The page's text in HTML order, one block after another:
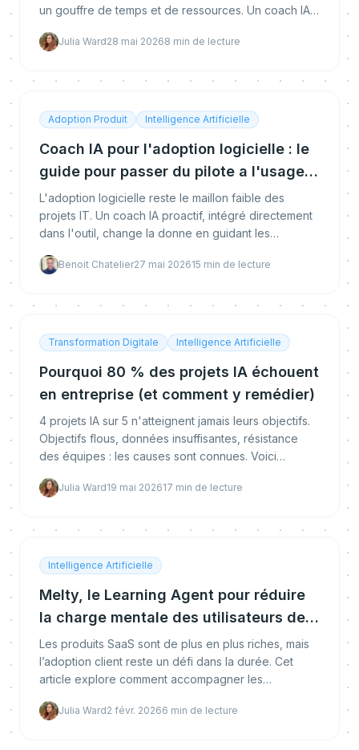
un gouffre de temps et de ressources. Un coach IA
équation.
Julia Ward28 mai 20268 min de lecture
Adoption Produit Intelligence Artificielle
Coach IA pour l'adoption logicielle : le
guide pour passer du pilote a l'usage
reel
L'adoption logicielle reste le maillon faible des
projets IT. Un coach IA proactif, intégré directement
dans l'outil, change la donne en guidant les
Benoit Chatelier27 mai 202615 min de lecture
Transformation Digitale Intelligence Artificielle
Pourquoi 80 % des projets IA échouent
en entreprise (et comment y remédier)
4 projets IA sur 5 n'atteignent jamais leurs objectifs.
Objectifs flous, données insuffisantes, résistance
des équipes : les causes sont connues. Voici
contextuel.
Julia Ward19 mai 202617 min de lecture
Intelligence Artificielle
Melty, le Learning Agent pour réduire
la charge mentale des utilisateurs de
logiciels
Les produits SaaS sont de plus en plus riches, mais
l’adoption client reste un défi dans la durée. Cet
article explore comment accompagner les
moment,
Julia Ward2 févr. 20266 min de lecture